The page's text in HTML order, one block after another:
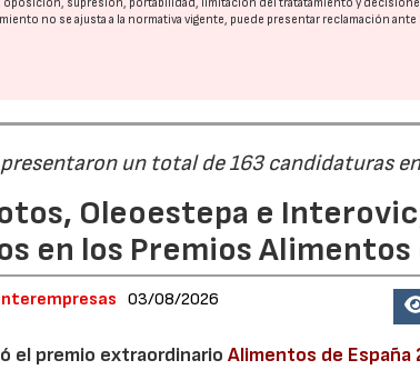
no se ajusta a la normativa vigente, puede presentar reclamación ante
un total de 163 candidaturas
Oleoestepa e
en los Premios Alimentos
03/08/2026
el premio extraordinarioAlimentos de España